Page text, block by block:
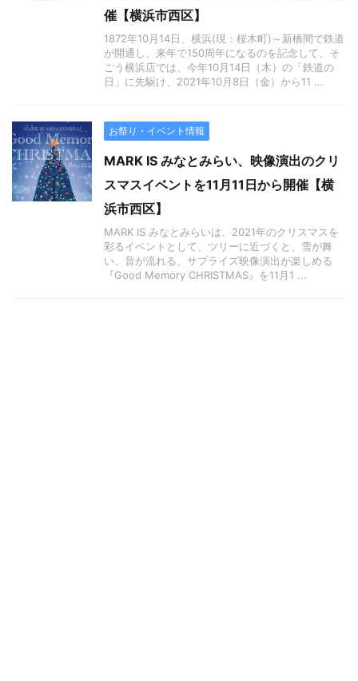
催【横浜市西区】
1872年10月14日、横浜(現：桜木町)～新橋間で鉄道
が開通し、来年で150周年になるのを記念して、そ
ごう横浜店では、今年10月14日（木）の「鉄道の
日」に先駆け、2021年10月8日（金）から11 ...
お祭り・イベント情報
MARK IS みなとみらい、映像演出のクリ
スマスイベントを11月11日から開催【横
浜市西区】
MARK IS みなとみらいは、2021年のクリスマスを
彩るイベントとして、ツリーに近づくと、雪が舞
い、音が流れる、サプライズ映像演出が楽しめる
『Good Memory CHRISTMAS』を11月1 ...